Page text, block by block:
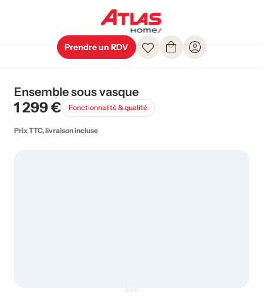
Prendre un RDV
Ensemble sous vasque
1 299 € Fonctionnalité & qualité
Prix TTC, livraison incluse